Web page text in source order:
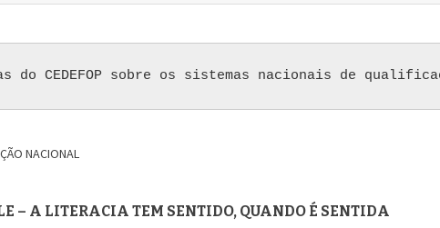
do CEDEFOP sobre os sistemas nacionais de
NACIONAL
– A LITERACIA TEM SENTIDO, QUANDO É SENTIDA